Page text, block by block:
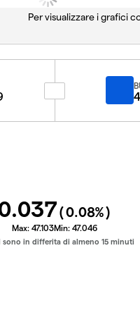
Per visualizzare i grafici
(0.08%)
Max: 47.103Min: 47.046
sono in differita di almeno 15 minuti